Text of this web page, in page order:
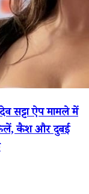
ऐप मामले में
कैश और दुबई